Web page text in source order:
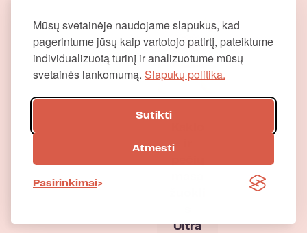
Mūsų svetainėje naudojame slapukus, kad
pagerintume jūsų kaip vartotojo patirtį, pateiktume
individualizuotą turinį ir analizuotume mūsų
svetainės lankomumą. Slapukų politika.
Sutikti
Atmesti
Pasirinkimai
Ultra